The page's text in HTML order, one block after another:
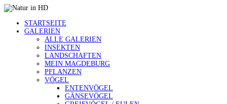
STARTSEITE
GALERIEN
ALLE GALERIEN
INSEKTEN
LANDSCHAFTEN
MEIN MAGDEBURG
PFLANZEN
VÖGEL
ENTENVÖGEL
GÄNSEVÖGEL